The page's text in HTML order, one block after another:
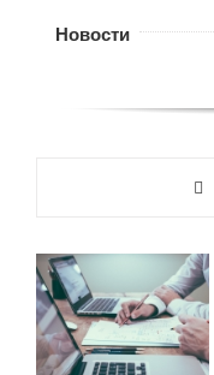
Новости